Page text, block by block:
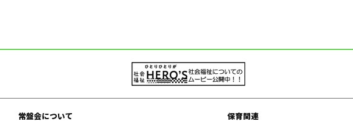
常盤会について
保育関連